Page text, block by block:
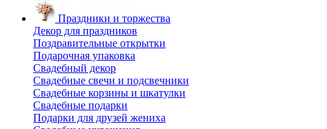
Праздники и торжества
Декор для праздников
Поздравительные открытки
Подарочная упаковка
Свадебный декор
Свадебные свечи и подсвечники
Свадебные корзины и шкатулки
Свадебные подарки
Подарки для друзей жениха